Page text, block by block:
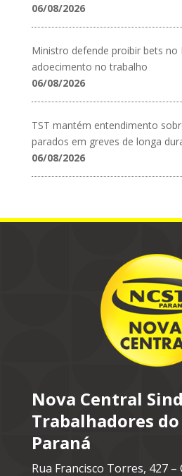
06/08/2026
Ministro defende proibir bets no
adoecimento no trabalho
06/08/2026
TST mantém entendimento
parados em greves de longa
06/08/2026
Nova Central
Trabalhadores
Paraná
Rua Francisco Torres, 427 –